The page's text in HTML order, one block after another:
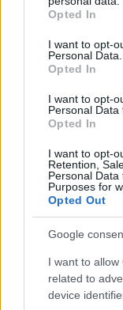
grant or deny
use your data for
consent section.
Opted In
I want to opt-
Personal Data.
Opted In
I want to opt-
Personal Data
Opted In
I want to opt-
Retention,
Personal
Purposes for
Opted Out
Google
I want to
related to
device
Στην Κατηγορία:
GOV